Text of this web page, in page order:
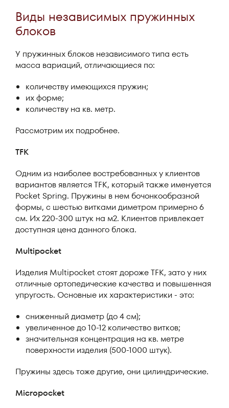
Виды независимых пружинных
блоков
У пружинных блоков независимого типа есть
масса вариаций, отличающиеся по:
количеству имеющихся пружин;
их форме;
количеству на кв. метр.
Рассмотрим их подробнее.
TFK
Одним из наиболее востребованных у клиентов
вариантов является TFK, который также именуется
Pocket Spring. Пружины в нем бочонкообразной
формы, с шестью витками диметром примерно 6
см. Их 220-300 штук на м2. Клиентов привлекает
доступная цена данного блока.
Multipocket
Изделия Multipocket стоят дороже TFK, зато у них
отличные ортопедические качества и повышенная
упругость. Основные их характеристики - это:
сниженный диаметр (до 4 см);
увеличенное до 10-12 количество витков;
значительная концентрация на кв. метре
поверхности изделия (500-1000 штук).
Пружины здесь тоже другие, они цилиндрические.
Micropocket